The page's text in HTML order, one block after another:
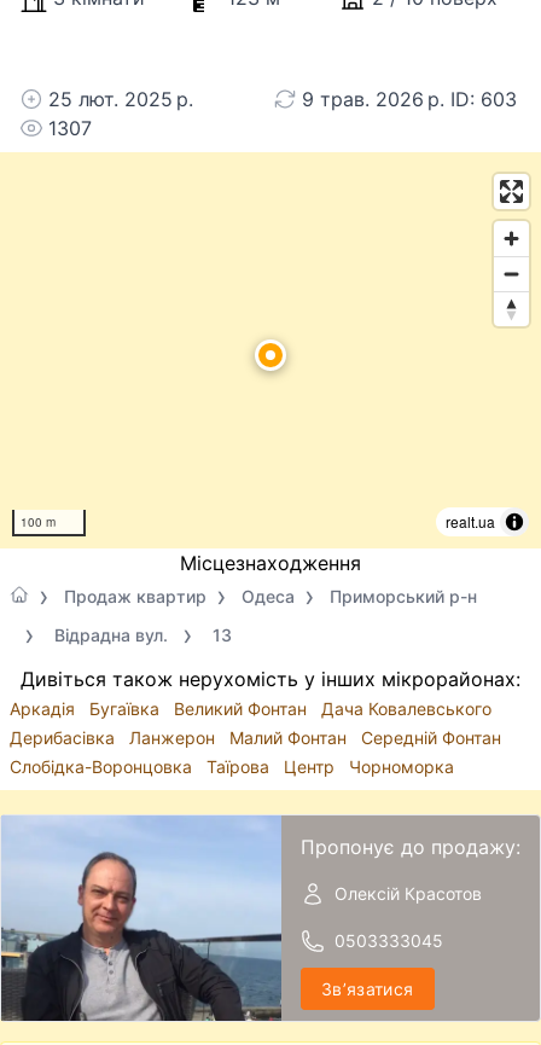
25 лют. 2025 р.
9 трав. 2026 р. ID: 603
1307
100 m realt.ua
Місцезнаходження
Продаж квартир Одеса
Приморський р-н
Відрадна вул.
13
Дивіться також нерухомість у інших мікрорайонах:
Аркадія Бугаївка Великий Фонтан
Дача Ковалевського
Дерибасівка
Ланжерон Малий Фонтан
Середній Фонтан
Слобідка-Воронцовка
Таїрова Центр Чорноморка
Пропонує до продажу:
Олексій Красотов
0503333045
Звʼязатися